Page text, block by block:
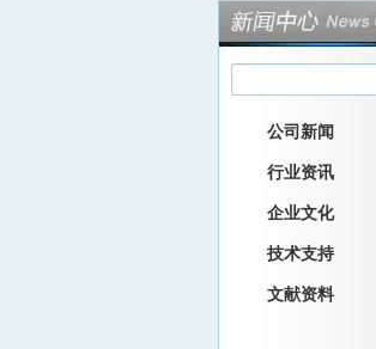
公司新闻
行业资讯
企业文化
技术支持
文献资料